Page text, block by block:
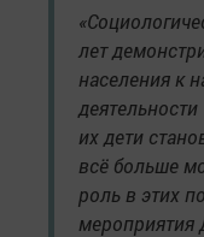
лет
населения к
их дети
всё больше
роль в этих
мероприятия